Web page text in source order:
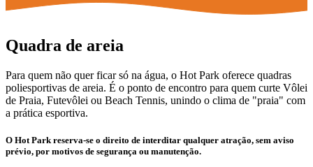
Quadra de areia
Para quem não quer ficar só na água, o Hot Park oferece quadras
poliesportivas de areia. É o ponto de encontro para quem curte Vôlei
de Praia, Futevôlei ou Beach Tennis, unindo o clima de "praia" com
a prática esportiva.
O Hot Park reserva-se o direito de interditar qualquer atração, sem aviso
prévio, por motivos de segurança ou manutenção.